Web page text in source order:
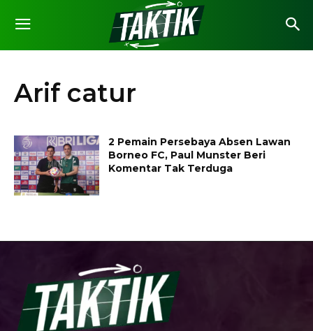
Arif catur
2 Pemain Persebaya Absen Lawan
Borneo FC, Paul Munster Beri
Komentar Tak Terduga